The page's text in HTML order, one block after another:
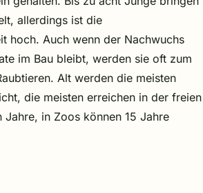
allerdings ist die
hoch. Auch wenn der Nachwuchs
im Bau bleibt, werden sie oft zum
Alt werden die meisten
die meisten erreichen in der freien
Jahre, in Zoos können 15 Jahre